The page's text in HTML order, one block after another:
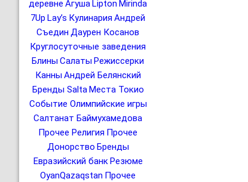
деревне Агуша Lipton Mirinda
7Up Lay’s Кулинария Андрей
Съедин Даурен Косанов
Круглосуточные заведения
Блины Салаты Режиссерки
Канны Андрей Белянский
Бренды Salta Места Токио
Событие Олимпийские игры
Салтанат Баймухамедова
Прочее Религия Прочее
Донорство Бренды
Евразийский банк Резюме
OyanQazaqstan Прочее